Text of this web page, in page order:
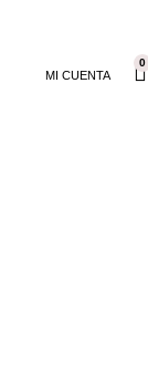
MI CUENTA
0